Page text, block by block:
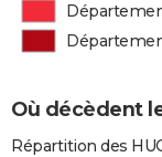
Où décèdent
Répartition des